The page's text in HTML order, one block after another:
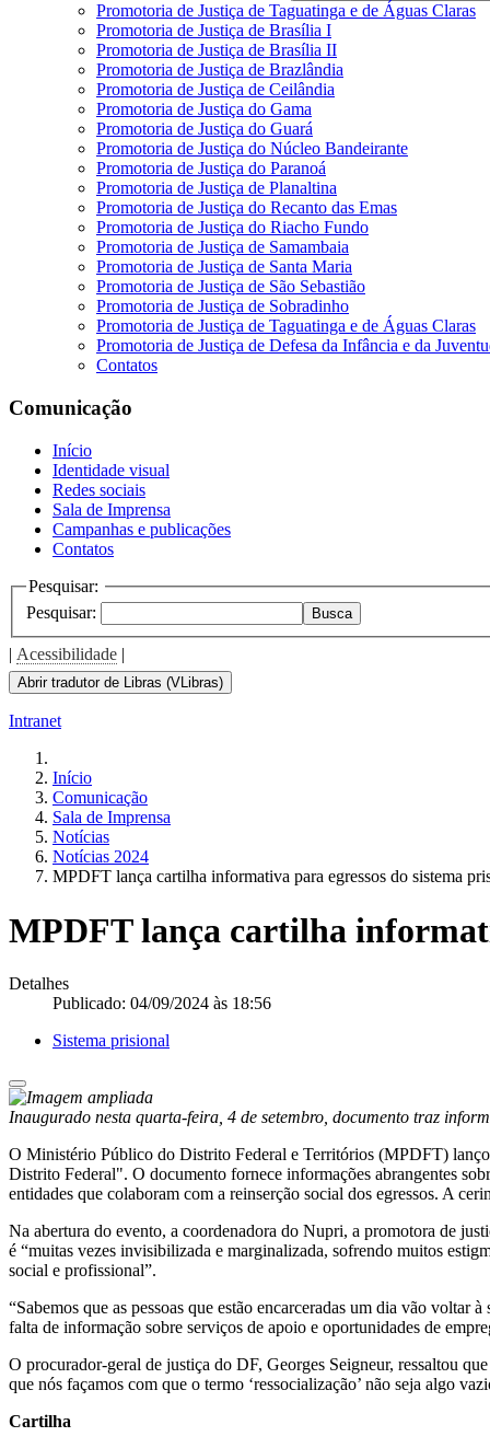
Promotoria de Justiça de Taguatinga e de Águas Claras
Promotoria de Justiça de Brasília I
Promotoria de Justiça de Brasília II
Promotoria de Justiça de Brazlândia
Promotoria de Justiça de Ceilândia
Promotoria de Justiça do Gama
Promotoria de Justiça do Guará
Promotoria de Justiça do Núcleo Bandeirante
Promotoria de Justiça do Paranoá
Promotoria de Justiça de Planaltina
Promotoria de Justiça do Recanto das Emas
Promotoria de Justiça do Riacho Fundo
Promotoria de Justiça de Samambaia
Promotoria de Justiça de Santa Maria
Promotoria de Justiça de São Sebastião
Promotoria de Justiça de Sobradinho
Promotoria de Justiça de Taguatinga e de Águas Claras
Promotoria de Justiça de Defesa da Infância e da
Contatos
Comunicação
Início
Identidade visual
Redes sociais
Sala de Imprensa
Campanhas e publicações
Contatos
Pesquisar:
Pesquisar:
Busca
| Acessibilidade |
Abrir tradutor de Libras (VLibras)
Intranet
Início
Comunicação
Sala de Imprensa
Notícias
Notícias 2024
MPDFT lança cartilha informativa para egressos do sistema
MPDFT lança cartilha
Detalhes
Publicado: 04/09/2024 às 18:56
Sistema prisional
Inaugurado nesta quarta-feira, 4 de setembro, documento traz
O Ministério Público do Distrito Federal e Territórios (MPDFT)
Distrito Federal". O documento fornece informações abrangentes
entidades que colaboram com a reinserção social dos egressos. A
Na abertura do evento, a coordenadora do Nupri, a promotora de
é “muitas vezes invisibilizada e marginalizada, sofrendo muitos
social e profissional”.
“Sabemos que as pessoas que estão encarceradas um dia vão voltar
falta de informação sobre serviços de apoio e oportunidades de
O procurador-geral de justiça do DF, Georges Seigneur, ressaltou
que nós façamos com que o termo ‘ressocialização’ não seja algo
Cartilha